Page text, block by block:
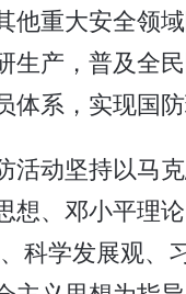
他重大安全领
生产，普及全
体系，实现国防
动坚持以马
想、邓小平理
科学发展观、